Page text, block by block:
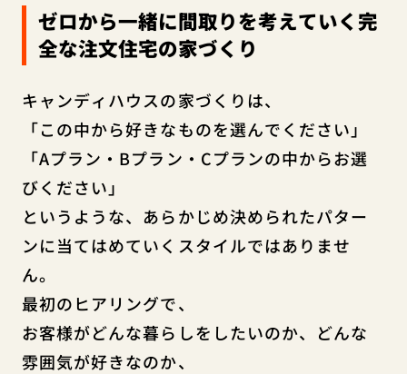
ゼロから一緒に間取りを考えていく完
全な注文住宅の家づくり
キャンディハウスの家づくりは、
「この中から好きなものを選んでください」
「Aプラン・Bプラン・Cプランの中からお選
びください」
というような、あらかじめ決められたパター
ンに当てはめていくスタイルではありませ
ん。
最初のヒアリングで、
お客様がどんな暮らしをしたいのか、どんな
雰囲気が好きなのか、